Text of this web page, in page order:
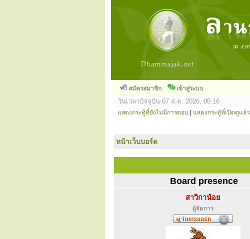
สมัครสมาชิก เข้าสู่ระบบ
วันเวลาปัจจุบัน 07 ส.ค. 2026, 05:16
แสดงกระทู้ที่ยังไม่มีการตอบ แสดงกระทู้ที่เปิดดูแล้ว
หน้าเว็บบอร์ด
Board presence
สาวิกาน้อย
ผู้จัดการ